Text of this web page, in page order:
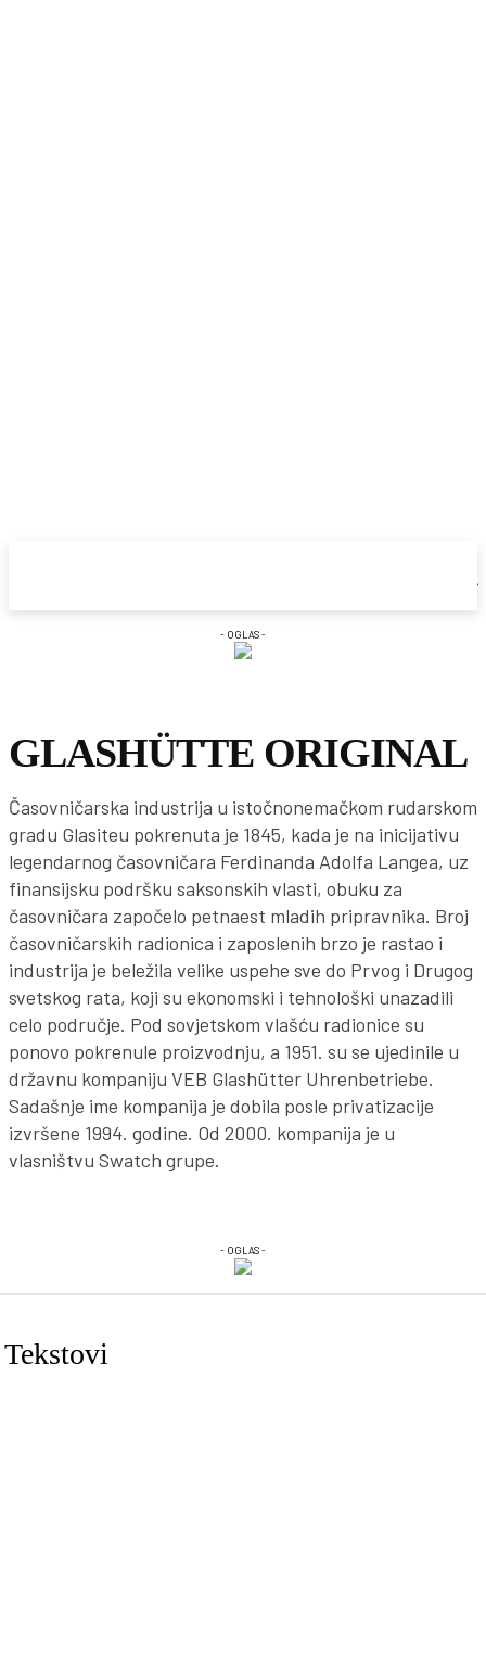
- OGLAS -
GLASHÜTTE ORIGINAL
Časovničarska industrija u istočnonemačkom rudarskom
gradu Glasiteu pokrenuta je 1845, kada je na inicijativu
legendarnog časovničara Ferdinanda Adolfa Langea, uz
finansijsku podršku saksonskih vlasti, obuku za
časovničara započelo petnaest mladih pripravnika. Broj
časovničarskih radionica i zaposlenih brzo je rastao i
industrija je beležila velike uspehe sve do Prvog i Drugog
svetskog rata, koji su ekonomski i tehnološki unazadili
celo područje. Pod sovjetskom vlašću radionice su
ponovo pokrenule proizvodnju, a 1951. su se ujedinile u
državnu kompaniju VEB Glashütter Uhrenbetriebe.
Sadašnje ime kompanija je dobila posle privatizacije
izvršene 1994. godine. Od 2000. kompanija je u
vlasništvu Swatch grupe.
- OGLAS -
Tekstovi